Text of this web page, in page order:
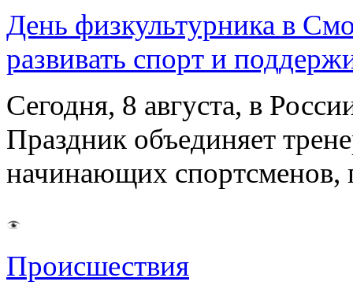
День физкультурника в
развивать спорт и
Сегодня, 8 августа, в
Праздник объединяет
начинающих
Происшествия